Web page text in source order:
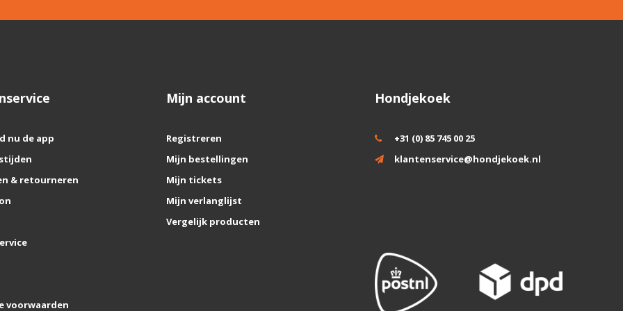
nu de app
& retourneren
voorwaarden
Mijn account
Registreren
Mijn bestellingen
Mijn tickets
Mijn verlanglijst
Vergelijk producten
Hondjekoek
+31 (0) 85 745 00 25
klantenservice@hondjekoek.nl